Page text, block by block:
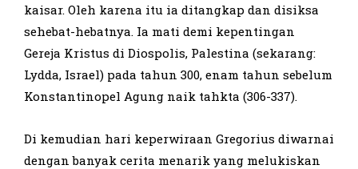
kaisar. Oleh karena itu ia ditangkap dan disiksa
sehebat-hebatnya. Ia mati demi kepentingan
Gereja Kristus di Diospolis, Palestina (sekarang:
Lydda, Israel) pada tahun 300, enam tahun sebelum
Konstantinopel Agung naik tahkta (306-337).
Di kemudian hari keperwiraan Gregorius diwarnai
dengan banyak cerita menarik yang melukiskan